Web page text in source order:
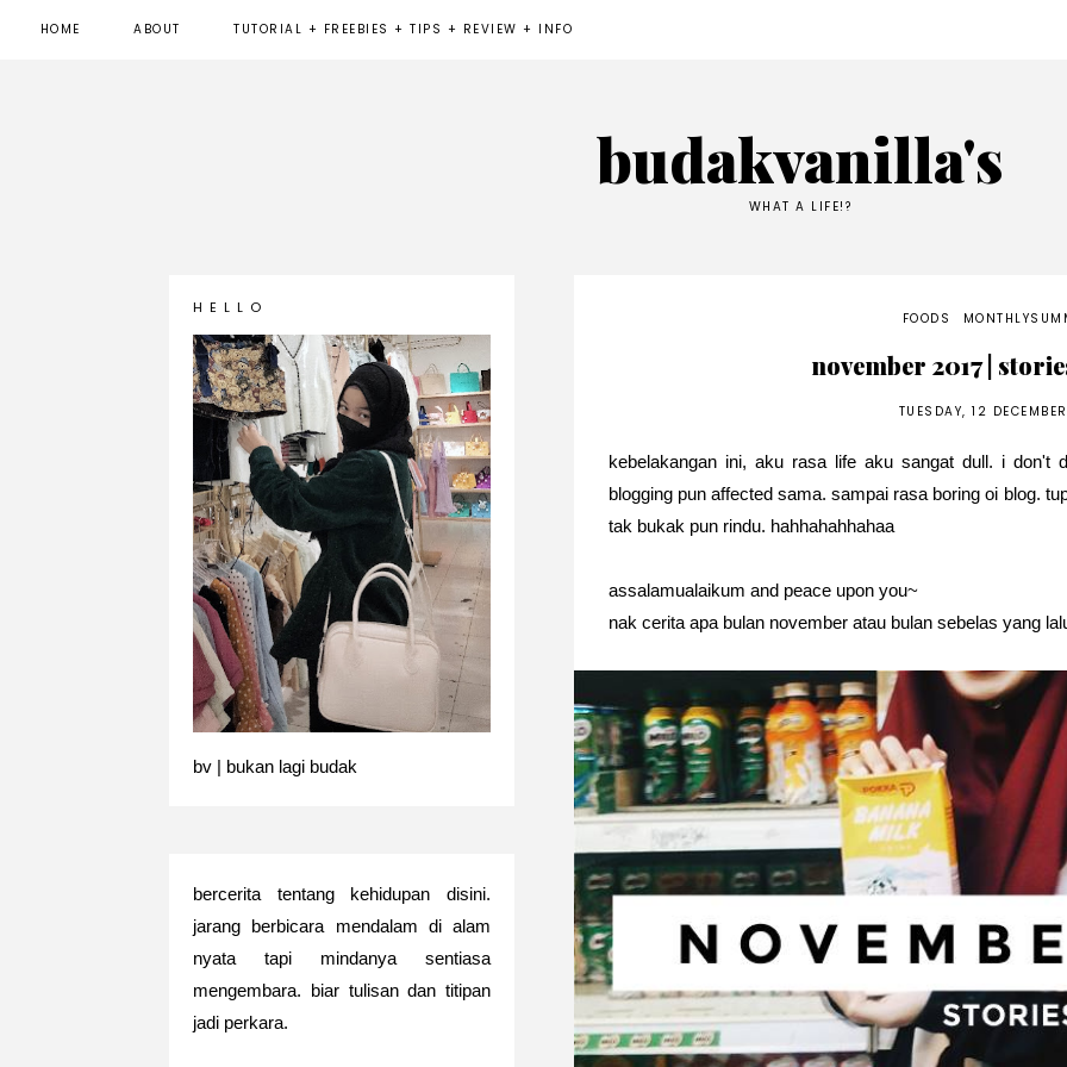
HOME ABOUT TUTORIAL + FREEBIES + TIPS + REVIEW + INFO
budakvanilla's
WHAT A LIFE!?
FOODS
november 2017 |
TUESDAY, 12
kebelakangan ini, aku rasa life aku sangat dull. i don't
blogging pun affected sama. sampai rasa boring oi blog.
tak bukak pun rindu. hahhahahhahaa
assalamualaikum and peace upon you~
nak cerita apa bulan november atau bulan sebelas yang
H E L L O
bv | bukan lagi budak
bercerita tentang kehidupan disini.
jarang berbicara mendalam di alam
nyata tapi mindanya sentiasa
mengembara. biar tulisan dan titipan
jadi perkara.